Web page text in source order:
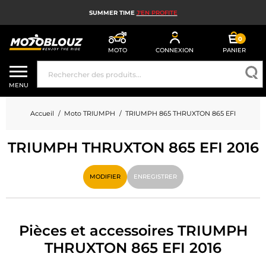
SUMMER TIME J'EN PROFITE
MOTO CONNEXION
0
PANIER
CASQUE MOTO
ÉQUIPEMENT MOTO HOMME
ÉQUIPEMENT MOTO FEMME
MX, ENDURO ET TRIAL
HIGH TECH MOTO
AIRBAG MOTO
PIÈCES MOTO ET OUTILLAGE
ACCESSOIRES MOTO
MENU
Accueil Moto TRIUMPH TRIUMPH 865 THRUXTON 865 EFI
TRIUMPH THRUXTON 865 EFI 2016
MODIFIER ENREGISTRER
Pièces et accessoires TRIUMPH
THRUXTON 865 EFI 2016